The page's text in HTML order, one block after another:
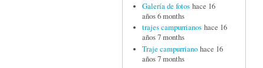
Galería de fotos hace 16
años 6 months
trajes campurrianos hace 16
años 7 months
Traje campurriano hace 16
años 7 months